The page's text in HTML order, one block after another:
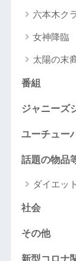
六本木ク
女神降臨
太陽の末
番組
ジャニーズ
ユーチュー
話題の物品
ダイエット
社会
その他
新型コロナ